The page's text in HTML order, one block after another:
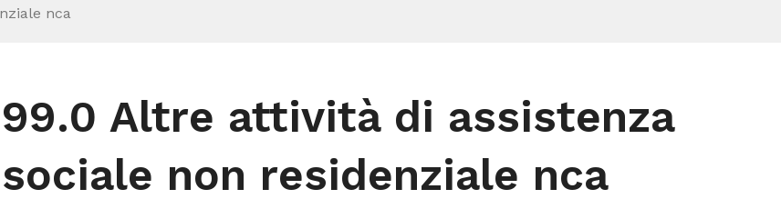
nca
Altre attività di assistenza
sociale non residenziale nca